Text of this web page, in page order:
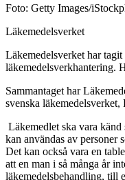
Foto: Getty Images/
Läkemedelsverket
Läkemedelsverket har
läkemedelsverkhantering.
Sammantaget har
svenska läkemedelsverket,
Läkemedlet ska vara
kan användas av personer
Det kan också vara en
att en man i så många år
läkemedelsbehandling, till